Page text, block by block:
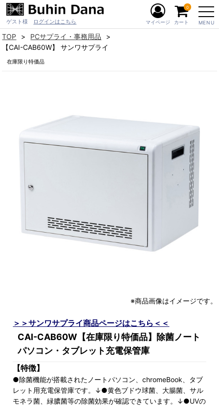
ゲスト様 ログインはこちら MENU
マイページ カート
0
TOP
PCサプライ・事務用品
【CAI-CAB60W】 サンワサプライ
在庫限り特価品
※商品画像はイメージです。
＞＞サンワサプライ商品ページはこちら＜＜
CAI-CAB60W【在庫限り特価品】除菌ノート
パソコン・タブレット充電保管庫
【特徴】
●除菌機能が搭載されたノートパソコン、chromeBook、タブ
レット用充電保管庫です。↓●黄色ブドウ球菌、大腸菌、サル
モネラ菌、緑膿菌等の除菌効果が確認できています。↓●UVの